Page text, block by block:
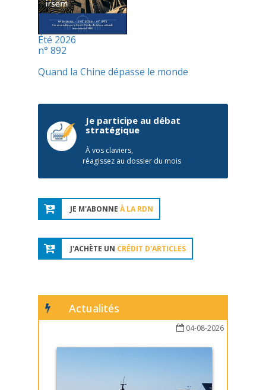
Été 2026
n° 892
Quand la Chine dépasse le monde
Je participe au débat
stratégique
À vos claviers,
réagissez au dossier du mois
JE M'ABONNE À LA RDN
J'ACHÈTE UN CRÉDIT D'ARTICLES
Actualités
04-08-2026